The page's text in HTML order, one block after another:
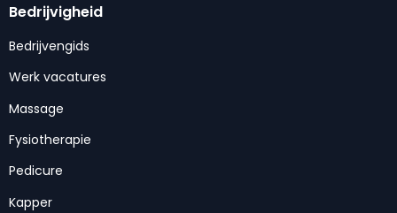
Bedrijvigheid
Bedrijvengids
Werk vacatures
Massage
Fysiotherapie
Pedicure
Kapper